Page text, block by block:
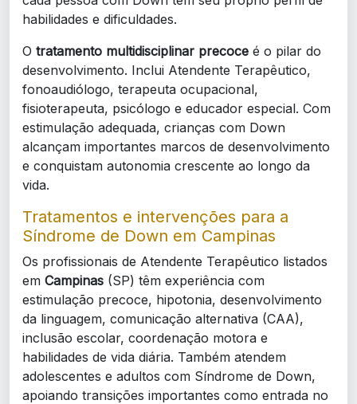
habilidades e dificuldades.
O tratamento multidisciplinar precoce é o pilar do
desenvolvimento. Inclui Atendente Terapêutico,
fonoaudiólogo, terapeuta ocupacional,
fisioterapeuta, psicólogo e educador especial. Com
estimulação adequada, crianças com Down
alcançam importantes marcos de desenvolvimento
e conquistam autonomia crescente ao longo da
vida.
Tratamentos e intervenções para a
Síndrome de Down em Campinas
Os profissionais de Atendente Terapêutico listados
em Campinas (SP) têm experiência com
estimulação precoce, hipotonia, desenvolvimento
da linguagem, comunicação alternativa (CAA),
inclusão escolar, coordenação motora e
habilidades de vida diária. Também atendem
adolescentes e adultos com Síndrome de Down,
apoiando transições importantes como entrada no